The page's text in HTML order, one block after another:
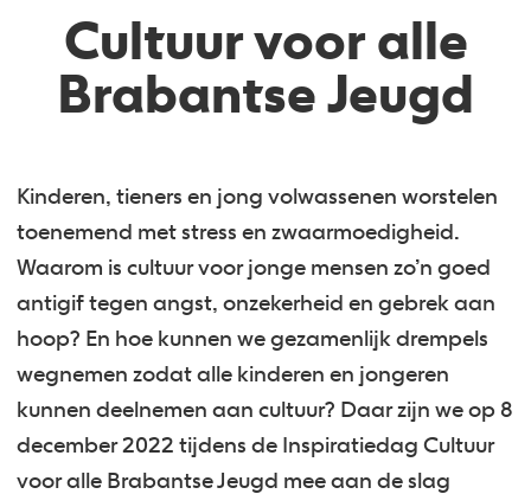
Cultuur voor alle
Brabantse Jeugd
Kinderen, tieners en jong volwassenen worstelen
toenemend met stress en zwaarmoedigheid.
Waarom is cultuur voor jonge mensen zo’n goed
antigif tegen angst, onzekerheid en gebrek aan
hoop? En hoe kunnen we gezamenlijk drempels
wegnemen zodat alle kinderen en jongeren
kunnen deelnemen aan cultuur? Daar zijn we op 8
december 2022 tijdens de Inspiratiedag Cultuur
voor alle Brabantse Jeugd mee aan de slag